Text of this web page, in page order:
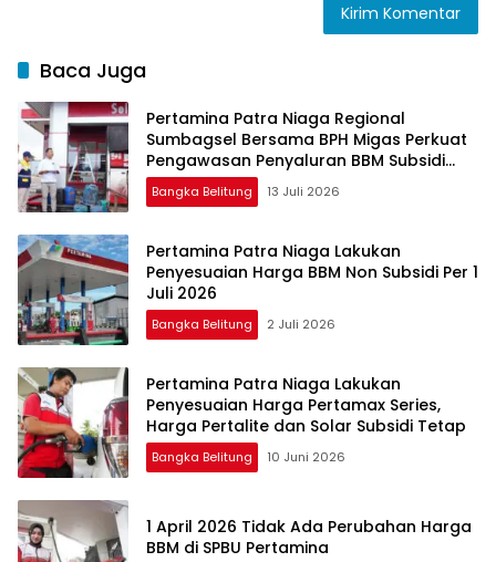
Baca Juga
Pertamina Patra Niaga Regional
Sumbagsel Bersama BPH Migas Perkuat
Pengawasan Penyaluran BBM Subsidi
bagi Nelayan melalui Aplikasi XSTAR
Bangka Belitung 13 Juli 2026
Pertamina Patra Niaga Lakukan
Penyesuaian Harga BBM Non Subsidi Per 1
Juli 2026
Bangka Belitung 2 Juli 2026
Pertamina Patra Niaga Lakukan
Penyesuaian Harga Pertamax Series,
Harga Pertalite dan Solar Subsidi Tetap
Bangka Belitung 10 Juni 2026
1 April 2026 Tidak Ada Perubahan Harga
BBM di SPBU Pertamina